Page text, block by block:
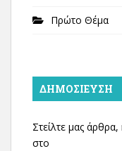
Πρώτο Θέμα
ΔΗΜΟΣΊΕΥΣΗ
Στείλτε μας άρθρα,
στο